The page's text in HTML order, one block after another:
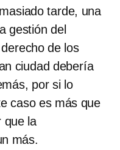
tarde, una
gestión del
de los
ciudad debería
por si lo
caso es más que
que la
más.